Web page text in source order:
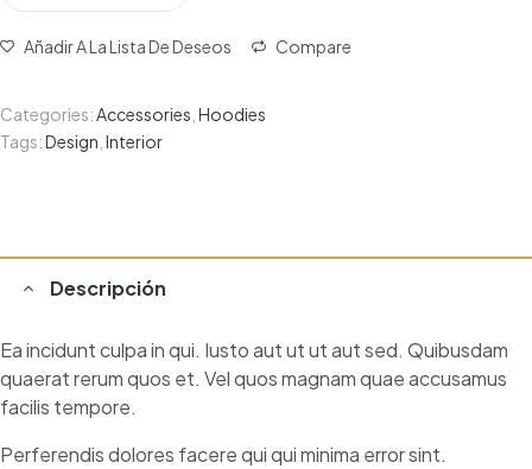
Añadir A La Lista De Deseos Compare
Categories:Accessories Hoodies
Tags:Design Interior
Descripción
Ea incidunt culpa in qui. Iusto aut ut ut aut sed. Quibusdam
quaerat rerum quos et. Vel quos magnam quae accusamus
facilis tempore.
Perferendis dolores facere qui qui minima error sint.